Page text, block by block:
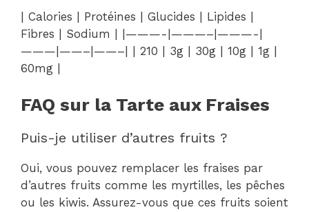
| Calories | Protéines | Glucides | Lipides |
Fibres | Sodium | |———-|———–|———-|
———|——–|——–| | 210 | 3g | 30g | 10g | 1g |
60mg |
FAQ sur la Tarte aux Fraises
Puis-je utiliser d’autres fruits ?
Oui, vous pouvez remplacer les fraises par
d’autres fruits comme les myrtilles, les pêches
ou les kiwis. Assurez-vous que ces fruits soient